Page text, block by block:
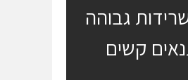
גבוהה
קשים